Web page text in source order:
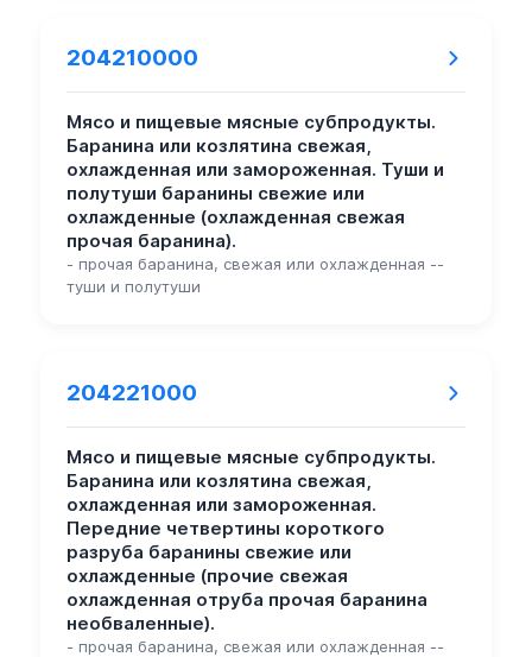
204210000
Мясо и пищевые мясные субпродукты.
Баранина или козлятина свежая,
охлажденная или замороженная. Туши и
полутуши баранины свежие или
охлажденные (охлажденная свежая
прочая баранина).
- прочая баранина, свежая или охлажденная --
туши и полутуши
204221000
Мясо и пищевые мясные субпродукты.
Баранина или козлятина свежая,
охлажденная или замороженная.
Передние четвертины короткого
разруба баранины свежие или
охлажденные (прочие свежая
охлажденная отруба прочая баранина
необваленные).
- прочая баранина, свежая или охлажденная --